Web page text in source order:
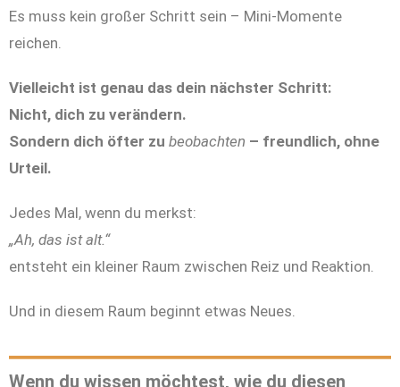
Es muss kein großer Schritt sein – Mini-Momente
reichen.
Vielleicht ist genau das dein nächster Schritt:
Nicht, dich zu verändern.
Sondern dich öfter zu beobachten – freundlich, ohne
Urteil.
Jedes Mal, wenn du merkst:
„Ah, das ist alt.“
entsteht ein kleiner Raum zwischen Reiz und Reaktion.
Und in diesem Raum beginnt etwas Neues.
Wenn du wissen möchtest, wie du diesen